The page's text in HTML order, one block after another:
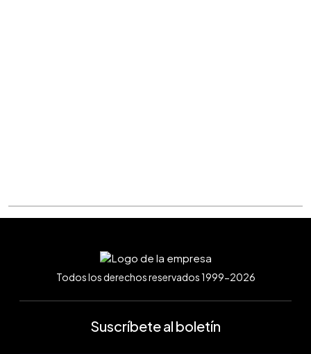
Todos los derechos reservados 1999-2026
Suscríbete al boletín